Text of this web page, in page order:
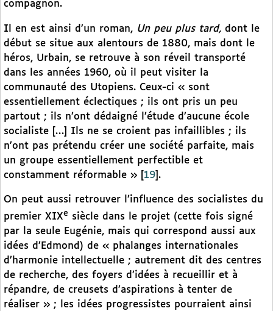
compagnon.
Il en est ainsi d’un roman, Un peu plus tard, dont le
début se situe aux alentours de 1880, mais dont le
héros, Urbain, se retrouve à son réveil transporté
dans les années 1960, où il peut visiter la
communauté des Utopiens. Ceux-ci « sont
essentiellement éclectiques ; ils ont pris un peu
partout ; ils n’ont dédaigné l’étude d’aucune école
socialiste […] Ils ne se croient pas infaillibles ; ils
n’ont pas prétendu créer une société parfaite, mais
un groupe essentiellement perfectible et
constamment réformable »
19 .
On peut aussi retrouver l’influence des socialistes du
premier XIXe siècle dans le projet (cette fois signé
par la seule Eugénie, mais qui correspond aussi aux
idées d’Edmond) de « phalanges internationales
d’harmonie intellectuelle ; autrement dit des centres
de recherche, des foyers d’idées à recueillir et à
répandre, de creusets d’aspirations à tenter de
réaliser » ; les idées progressistes pourraient ainsi